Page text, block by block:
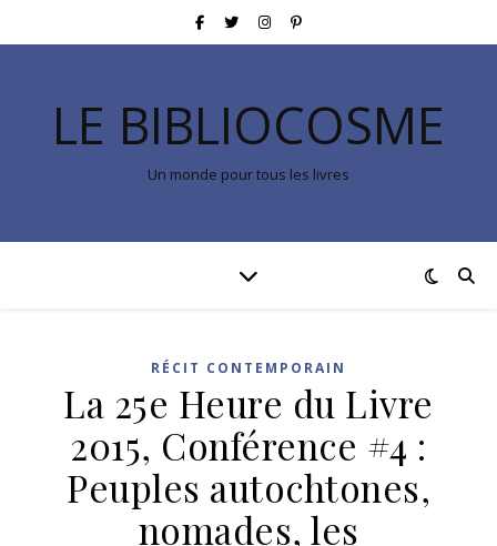
LE BIBLIOCOSME
Un monde pour tous les livres
RÉCIT CONTEMPORAIN
La 25e Heure du Livre
2015, Conférence #4 :
Peuples autochtones,
nomades, les